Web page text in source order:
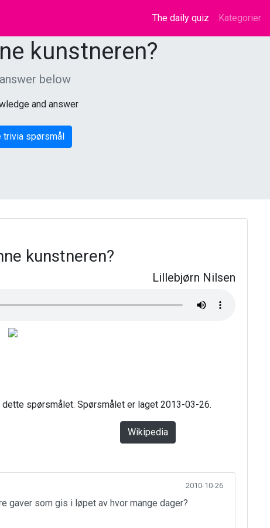
The daily quiz (current)
Kategorier
kunstneren?
below
and answer
trivia spørsmål
kunstneren?
Lillebjørn Nilsen
spørsmålet. Spørsmålet er laget 2013-03-26.
Wikipedia
2010-10-26
gaver som gis i løpet av hvor mange dager?